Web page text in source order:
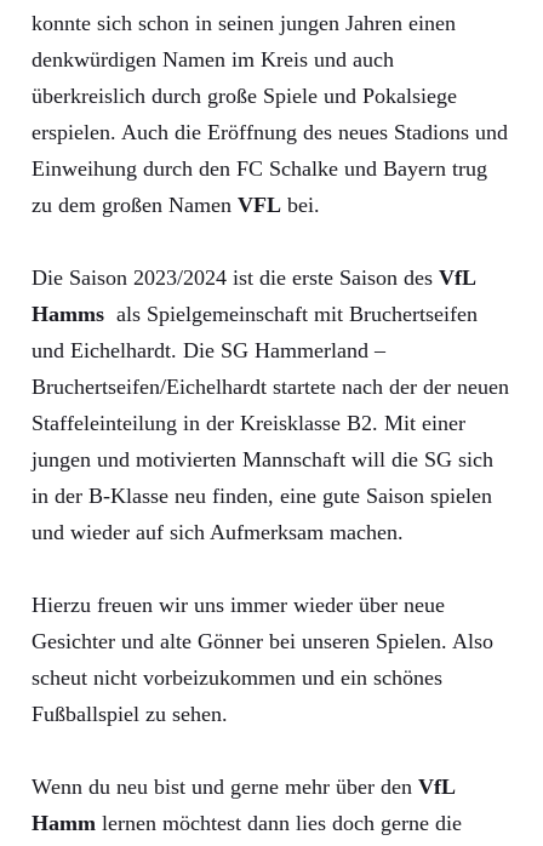
konnte sich schon in seinen jungen Jahren einen
denkwürdigen Namen im Kreis und auch
überkreislich durch große Spiele und Pokalsiege
erspielen. Auch die Eröffnung des neues Stadions und
Einweihung durch den FC Schalke und Bayern trug
zu dem großen Namen VFL bei.
Die Saison 2023/2024 ist die erste Saison des VfL
Hamms als Spielgemeinschaft mit Bruchertseifen
und Eichelhardt. Die SG Hammerland –
Bruchertseifen/Eichelhardt startete nach der der neuen
Staffeleinteilung in der Kreisklasse B2. Mit einer
jungen und motivierten Mannschaft will die SG sich
in der B-Klasse neu finden, eine gute Saison spielen
und wieder auf sich Aufmerksam machen.
Hierzu freuen wir uns immer wieder über neue
Gesichter und alte Gönner bei unseren Spielen. Also
scheut nicht vorbeizukommen und ein schönes
Fußballspiel zu sehen.
Wenn du neu bist und gerne mehr über den VfL
Hamm lernen möchtest dann lies doch gerne die